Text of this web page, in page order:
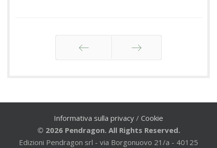
Informativa sulla privacy / Cookie
© 2026 Pendragon. All Rights Reserved.
Edizioni Pendragon srl - via Borgonuovo 21/a - 40125